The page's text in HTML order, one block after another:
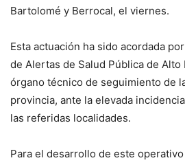
Bartolomé y Berrocal, el viernes.
Esta actuación ha sido acordada
de Alertas de Salud Pública de Alto
órgano técnico de seguimiento de
provincia, ante la elevada
las referidas localidades.
Para el desarrollo de este